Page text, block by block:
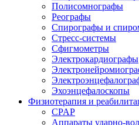
Полисомнографы
Реографы
Спирографы и
Стресс-системы
Сфигмометры
Электрокардиографы
Эхоэнцефалоскопы
Физиотерапия и
CPAP
Аппараты ударно-